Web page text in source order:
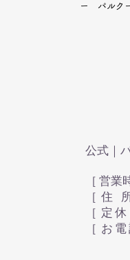
ー パルク
公式｜
［ 営業
［ 住
［ 定
［ お 電
（対